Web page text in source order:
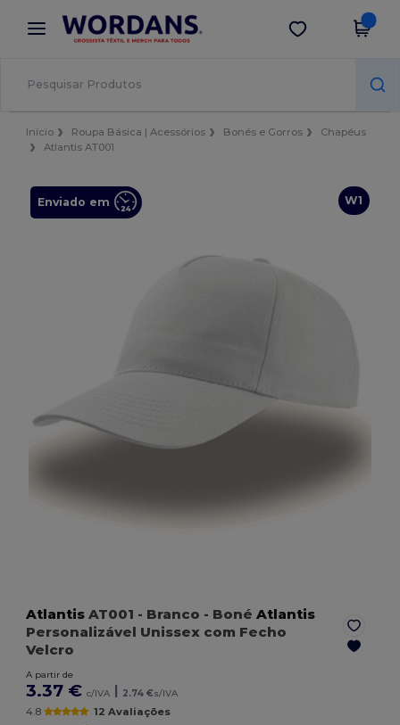
× App Wordans
Melhores preços na app!
Obter app
Início Roupa Básica | Acessórios Bonés e Gorros
Chapéus
Atlantis AT001
W1
Enviado em
Atlantis AT001 - Branco - BonéAtlantis
Personalizável Unissex com Fecho
Velcro
A partir de
3.37 € c/IVA | 2.74 €s/IVA
4.8 12 Avaliações